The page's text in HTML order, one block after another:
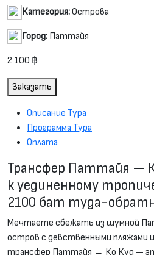
Категория:Острова
Город: Паттайя
2 100 ฿
Заказать
Описание Тура
Программа Тура
Оплата
Трансфер Паттайя —
к уединенному
2100 бат туда-
Мечтаете сбежать из шумной
остров с девственными пляжами
трансфер Паттайя ↔ Ко Куд —